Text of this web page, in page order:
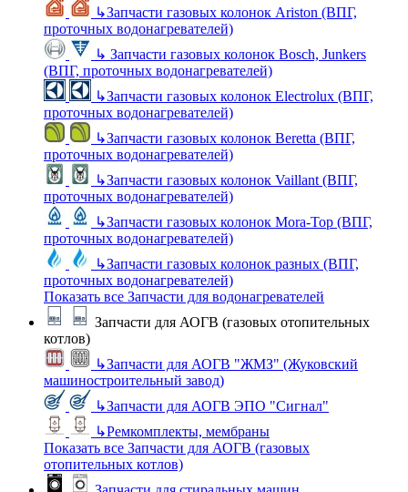
↳Запчасти газовых колонок Ariston (ВПГ,
проточных водонагревателей)
↳ Запчасти газовых колонок Bosch, Junkers
(ВПГ, проточных водонагревателей)
↳Запчасти газовых колонок Electrolux (ВПГ,
проточных водонагревателей)
↳Запчасти газовых колонок Beretta (ВПГ,
проточных водонагревателей)
↳Запчасти газовых колонок Vaillant (ВПГ,
проточных водонагревателей)
↳Запчасти газовых колонок Mora-Top (ВПГ,
проточных водонагревателей)
↳Запчасти газовых колонок разных (ВПГ,
проточных водонагревателей)
Показать все Запчасти для водонагревателей
Запчасти для АОГВ (газовых отопительных
котлов)
↳Запчасти для АОГВ "ЖМЗ" (Жуковский
машиностроительный завод)
↳Запчасти для АОГВ ЭПО "Сигнал"
↳Ремкомплекты, мембраны
Показать все Запчасти для АОГВ (газовых
отопительных котлов)